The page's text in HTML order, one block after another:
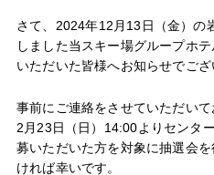
さて、2024年12月13日（金）の
しました当スキー場グループホ
いただいた皆様へお知らせでござ
事前にご連絡をさせていただいて
2月23日（日）14:00よりセンタ
募いただいた方を対象に抽選会
ければ幸いです。